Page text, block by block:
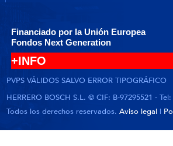
Financiado por la Unión Europea
Fondos Next Generation
+INFO
PVPS VÁLIDOS SALVO ERROR TIPOGRÁFICO
HERRERO BOSCH S.L. © CIF: B-97295521 -
Todos los derechos reservados. Aviso legal |